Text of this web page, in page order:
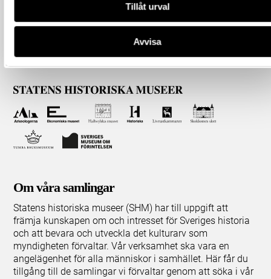
Tillåt urval
Avvisa
Om våra samlingar
Statens historiska museer (SHM) har till uppgift att
främja kunskapen om och intresset för Sveriges historia
och att bevara och utveckla det kulturarv som
myndigheten förvaltar. Vår verksamhet ska vara en
angelägenhet för alla människor i samhället. Här får du
tillgång till de samlingar vi förvaltar genom att söka i vår